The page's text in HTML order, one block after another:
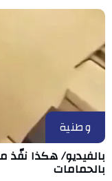
وطنية
بالفيديو/ هكذا
بالحمامات